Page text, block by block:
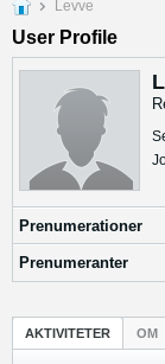
Levve
User Profile
Prenumerationer
Prenumeranter
AKTIVITETER OM